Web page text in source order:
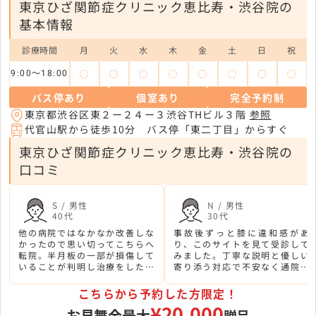
東京ひざ関節症クリニック恵比寿・渋谷院の
基本情報
診療時間 月 火 水 木 金 土 日 祝
9:00〜18:00 ◯ ◯ ◯ ◯ ◯ ◯ ◯ ◯
バス停あり 個室あり
完全予約制
東京都渋谷区東２ー２４ー３渋谷THビル３階 参照
代官山駅から徒歩10分 バス停「東二丁目」からすぐ
東京ひざ関節症クリニック恵比寿・渋谷院の
口コミ
S / 男性
40代
他の病院ではなかなか改善しな
かったので思い切ってこちらへ
転院。半月板の一部が損傷して
いることが判明し治療をしたと
た！趣味のゴルフも楽しめるよ
うになり感謝でいっぱいです。
N / 男性
30代
事故後ずっと膝に違和感があ
り、このサイトを見て受診して
みました。丁寧な説明と優しい
寄り添う対応で不安なく通院で
方、オススメです。
こちらから予約した方限定！